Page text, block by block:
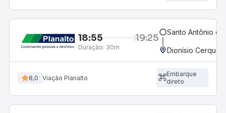
18:55 19:25
Duração: 30m
Santo Antônio
Dionísio
8,0 Viação Planalto
Embarque
direto